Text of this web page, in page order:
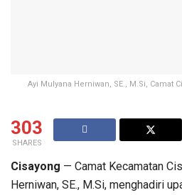
Ayi Mulyana Herniwan, SE., M.Si, Camat
303
SHARES
Cisayong — Camat Kecamatan
Herniwan, SE., M.Si, menghadiri